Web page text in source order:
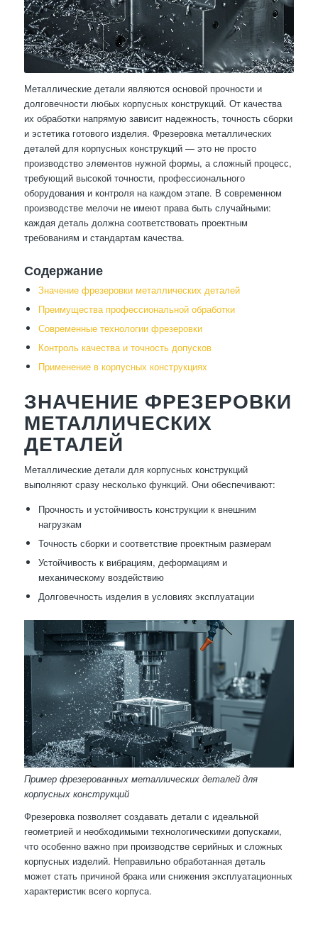
Металлические детали являются основой прочности и
долговечности любых корпусных конструкций. От качества
их обработки напрямую зависит надежность, точность сборки
и эстетика готового изделия. Фрезеровка металлических
деталей для корпусных конструкций — это не просто
производство элементов нужной формы, а сложный процесс,
требующий высокой точности, профессионального
оборудования и контроля на каждом этапе. В современном
производстве мелочи не имеют права быть случайными:
каждая деталь должна соответствовать проектным
требованиям и стандартам качества.
Содержание
Значение фрезеровки металлических деталей
Преимущества профессиональной обработки
Современные технологии фрезеровки
Контроль качества и точность допусков
Применение в корпусных конструкциях
ЗНАЧЕНИЕ ФРЕЗЕРОВКИ
МЕТАЛЛИЧЕСКИХ
ДЕТАЛЕЙ
Металлические детали для корпусных конструкций
выполняют сразу несколько функций. Они обеспечивают:
Прочность и устойчивость конструкции к внешним
нагрузкам
Точность сборки и соответствие проектным размерам
Устойчивость к вибрациям, деформациям и
механическому воздействию
Долговечность изделия в условиях эксплуатации
Пример фрезерованных металлических деталей для
корпусных конструкций
Фрезеровка позволяет создавать детали с идеальной
геометрией и необходимыми технологическими допусками,
что особенно важно при производстве серийных и сложных
корпусных изделий. Неправильно обработанная деталь
может стать причиной брака или снижения эксплуатационных
характеристик всего корпуса.